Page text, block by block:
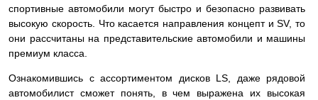
спортивные автомобили могут быстро и безопасно развивать
высокую скорость. Что касается направления концепт и SV, то
они рассчитаны на представительские автомобили и машины
премиум класса.
Ознакомившись с ассортиментом дисков LS, даже рядовой
автомобилист сможет понять, в чем выражена их высокая